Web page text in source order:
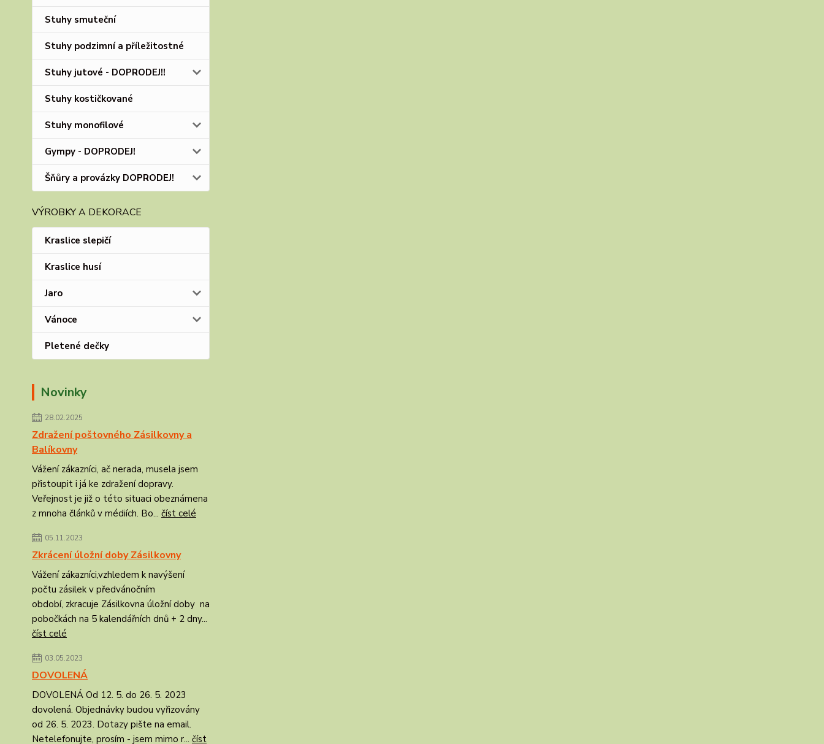
Stuhy smuteční
Stuhy podzimní a příležitostné
Stuhy jutové - DOPRODEJ!!
Stuhy kostičkované
Stuhy monofilové
Gympy - DOPRODEJ!
Šňůry a provázky DOPRODEJ!
VÝROBKY A DEKORACE
Kraslice slepičí
Kraslice husí
Jaro
Vánoce
Pletené dečky
Novinky
28.02.2025
Zdražení poštovného Zásilkovny a
Balíkovny
Vážení zákazníci, ač nerada, musela jsem
přistoupit i já ke zdražení dopravy.
Veřejnost je již o této situaci obeznámena
z mnoha článků v médiích. Bo... číst celé
05.11.2023
Zkrácení úložní doby Zásilkovny
Vážení zákazníci,vzhledem k navýšení
počtu zásilek v předvánočním
období, zkracuje Zásilkovna úložní doby na
pobočkách na 5 kalendářních dnů + 2 dny...
číst celé
03.05.2023
DOVOLENÁ
DOVOLENÁ Od 12. 5. do 26. 5. 2023
dovolená. Objednávky budou vyřizovány
od 26. 5. 2023. Dotazy pište na email.
Netelefonujte, prosím - jsem mimo r... číst